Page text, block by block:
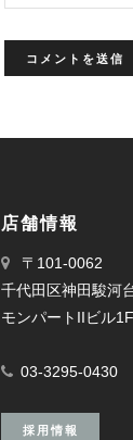
店舗情報
〒101-0062
千代田区神田駿河
モンパートIIビル1F
03-3295-0430
採用情報